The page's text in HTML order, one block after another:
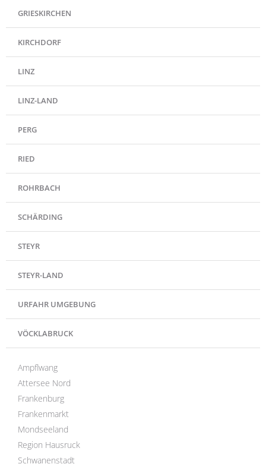
GRIESKIRCHEN
KIRCHDORF
LINZ
LINZ-LAND
PERG
RIED
ROHRBACH
SCHÄRDING
STEYR
STEYR-LAND
URFAHR UMGEBUNG
VÖCKLABRUCK
Ampflwang
Attersee Nord
Frankenburg
Frankenmarkt
Mondseeland
Region Hausruck
Schwanenstadt